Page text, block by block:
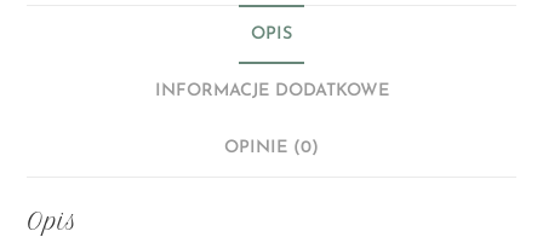
OPIS
INFORMACJE DODATKOWE
OPINIE (0)
Opis